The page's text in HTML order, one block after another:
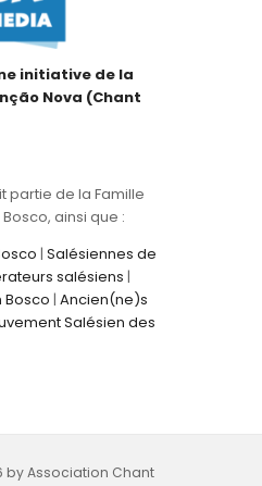
initiative de la
Nova (Chant
partie de la Famille
ainsi que :
| Salésiennes de
salésiens |
Bosco | Ancien(ne)s
Salésien des
by Association Chant